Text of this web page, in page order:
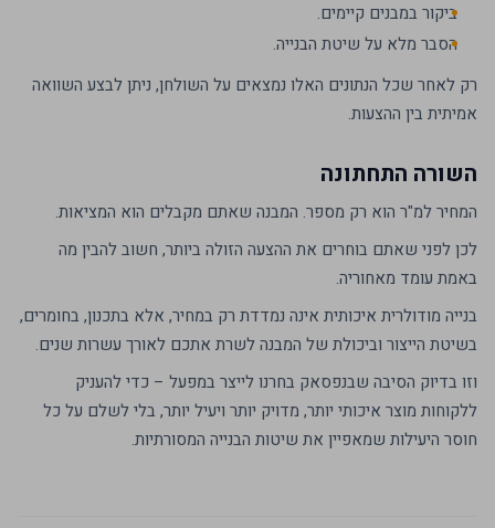
ביקור במבנים קיימים.
הסבר מלא על שיטת הבנייה.
רק לאחר שכל הנתונים האלו נמצאים על השולחן, ניתן לבצע השוואה
אמיתית בין ההצעות.
השורה התחתונה
המחיר למ"ר הוא רק מספר. המבנה שאתם מקבלים הוא המציאות.
לכן לפני שאתם בוחרים את ההצעה הזולה ביותר, חשוב להבין מה
באמת עומד מאחוריה.
בנייה מודולרית איכותית אינה נמדדת רק במחיר, אלא בתכנון, בחומרים,
בשיטת הייצור וביכולת של המבנה לשרת אתכם לאורך עשרות שנים.
וזו בדיוק הסיבה שבנפסאק בחרנו לייצר במפעל – כדי להעניק
ללקוחות מוצר איכותי יותר, מדויק יותר ויעיל יותר, בלי לשלם על כל
חוסר היעילות שמאפיין את שיטות הבנייה המסורתיות.